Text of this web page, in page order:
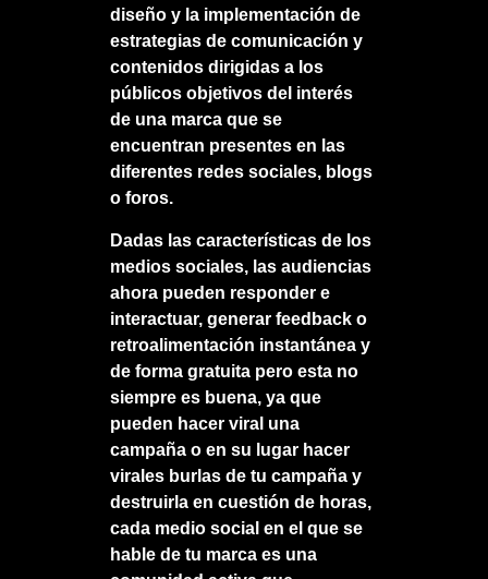
diseño y la implementación de
estrategias de comunicación y
contenidos dirigidas a los
públicos objetivos del interés
de una marca que se
encuentran presentes en las
diferentes redes sociales, blogs
o foros.
Dadas las características de los
medios sociales, las audiencias
ahora pueden responder e
interactuar, generar feedback o
retroalimentación instantánea y
de forma gratuita pero esta no
siempre es buena, ya que
pueden hacer viral una
campaña o en su lugar hacer
virales burlas de tu campaña y
destruirla en cuestión de horas,
cada medio social en el que se
hable de tu marca es una